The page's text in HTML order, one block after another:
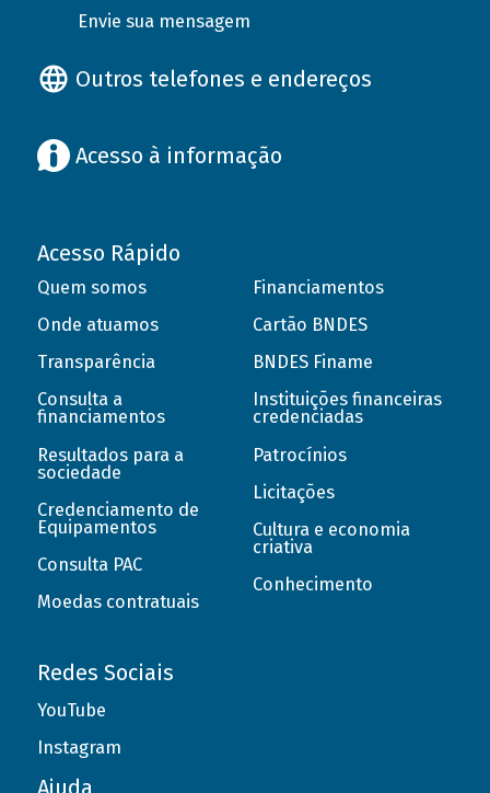
Envie sua mensagem
Outros telefones e endereços
Acesso à informação
Acesso Rápido
Quem somos
Onde atuamos
Transparência
Consulta a
financiamentos
Resultados para a
sociedade
Credenciamento de
Equipamentos
Consulta PAC
Moedas contratuais
Financiamentos
Cartão BNDES
BNDES Finame
Instituições financeiras
credenciadas
Patrocínios
Licitações
Cultura e economia
criativa
Conhecimento
Redes Sociais
YouTube
Instagram
Ajuda